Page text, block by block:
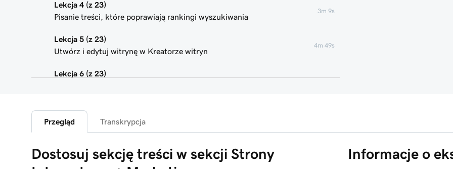
Lekcja 4 (z 23)
Pisanie treści, które poprawiają rankingi wyszukiwania
3m 9s
Lekcja 5 (z 23)
Utwórz i edytuj witrynę w Kreatorze witryn
4m 49s
Lekcja 6 (z 23)
1m 51s
Dodaj sekcję do moich witryn internetowych + marketingowych
Edytuj zawartość w sekcji lub grupie sekcji
Przegląd Transkrypcja
Dostosuj sekcję treści w sekcji Strony
Informacje o